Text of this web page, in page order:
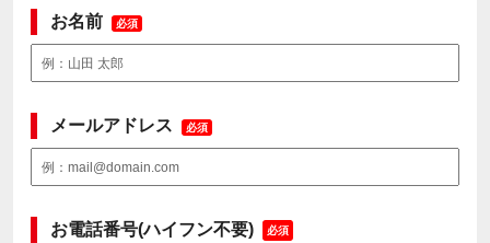
お名前 必須
メールアドレス 必須
お電話番号(ハイフン不要) 必須